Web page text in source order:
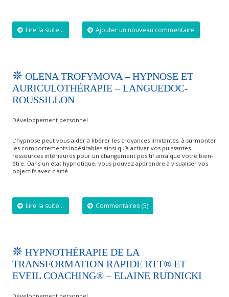
Lire la suite... Ajouter un nouveau commentaire
OLENA TROFYMOVA – HYPNOSE ET
AURICULOTHÉRAPIE – LANGUEDOC-
ROUSSILLON
Développement personnel
L’hypnose peut vous aider à libérer les croyances limitantes, à surmonter
les comportements indésirables ainsi qu’à activer vos puissantes
ressources intérieures pour un changement positif ainsi que votre bien-
être. Dans un état hypnotique, vous pouvez apprendre à visualiser vos
objectifs avec clarté.
Lire la suite... Commentaires (5)
HYPNOTHÉRAPIE DE LA
TRANSFORMATION RAPIDE RTT® ET
EVEIL COACHING® – ELAINE RUDNICKI